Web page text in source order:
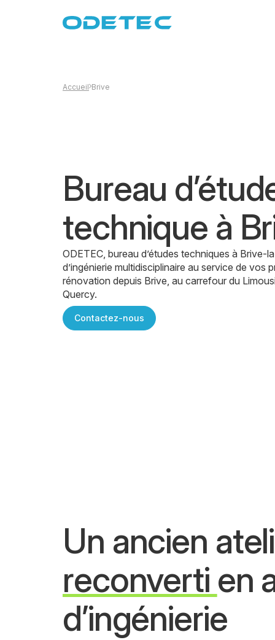
Accueil Brive
Bureau
technique à
ODETEC, bureau d’études techniques à Brive-
d’ingénierie multidisciplinaire au service de vos
rénovation depuis Brive, au carrefour du
Quercy.
Contactez-nous
Un ancien
reconverti en
d’ingénierie